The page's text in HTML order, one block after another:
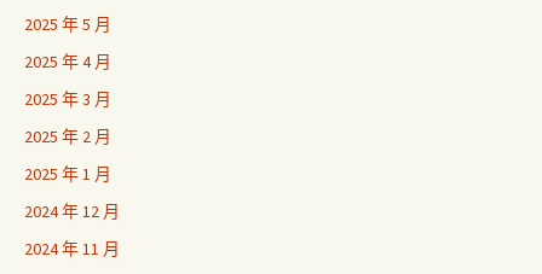
2025 年 5 月
2025 年 4 月
2025 年 3 月
2025 年 2 月
2025 年 1 月
2024 年 12 月
2024 年 11 月